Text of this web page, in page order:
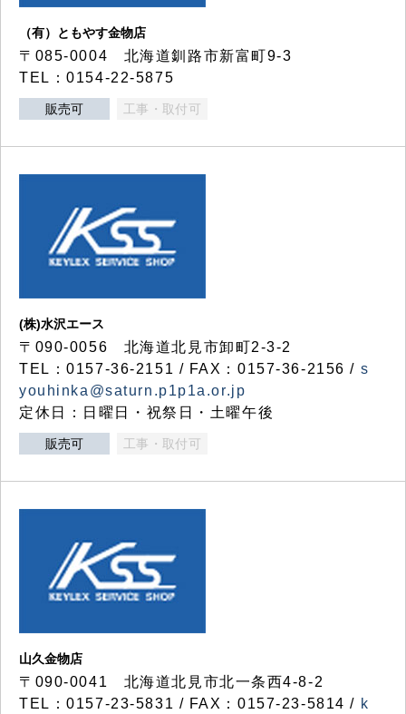
（有）ともやす金物店
〒085-0004 北海道釧路市新富町9-3
TEL：0154-22-5875
販売可 工事・取付可
(株)水沢エース
〒090-0056 北海道北見市卸町2-3-2
TEL：0157-36-2151 / FAX：0157-36-2156 / s
youhinka@saturn.p1p1a.or.jp
定休日：日曜日・祝祭日・土曜午後
販売可 工事・取付可
山久金物店
〒090-0041 北海道北見市北一条西4-8-2
TEL：0157-23-5831 / FAX：0157-23-5814 / k